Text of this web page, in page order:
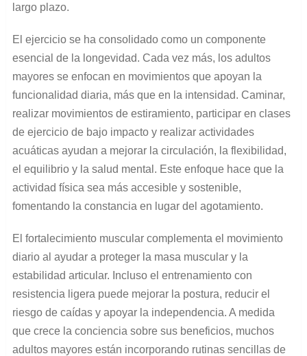
largo plazo.
El ejercicio se ha consolidado como un componente
esencial de la longevidad. Cada vez más, los adultos
mayores se enfocan en movimientos que apoyan la
funcionalidad diaria, más que en la intensidad. Caminar,
realizar movimientos de estiramiento, participar en clases
de ejercicio de bajo impacto y realizar actividades
acuáticas ayudan a mejorar la circulación, la flexibilidad,
el equilibrio y la salud mental. Este enfoque hace que la
actividad física sea más accesible y sostenible,
fomentando la constancia en lugar del agotamiento.
El fortalecimiento muscular complementa el movimiento
diario al ayudar a proteger la masa muscular y la
estabilidad articular. Incluso el entrenamiento con
resistencia ligera puede mejorar la postura, reducir el
riesgo de caídas y apoyar la independencia. A medida
que crece la conciencia sobre sus beneficios, muchos
adultos mayores están incorporando rutinas sencillas de